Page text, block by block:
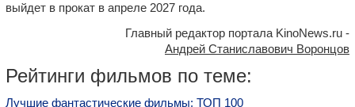
выйдет в прокат в апреле 2027 года.
Главный редактор портала KinoNews.ru -
Андрей Станиславович Воронцов
Рейтинги фильмов по теме:
Лучшие фантастические фильмы: ТОП 100